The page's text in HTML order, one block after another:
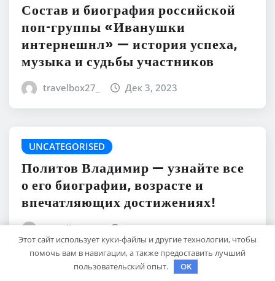
Состав и биография российской
поп-группы «Иванушки
интернешнл» — история успеха,
музыка и судьбы участников
travelbox27_ Дек 3, 2023
UNCATEGORISED
Политов Владимир — узнайте все
о его биографии, возрасте и
впечатляющих достижениях!
travelbox27_ Дек 3, 2023
Этот сайт использует куки-файлы и другие технологии, чтобы
помочь вам в навигации, а также предоставить лучший
пользовательский опыт.
OK